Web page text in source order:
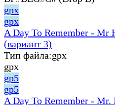
gpx
gpx
A Day To Remember - Mr
(вариант 3)
Тип файла:gpx
gpx
gp5
gp5
A Day To Remember -